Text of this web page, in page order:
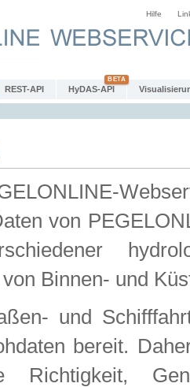
Hilfe
REST-API HyDAS-API
von
Binnen- und
und
bereit.
Richtigkeit,